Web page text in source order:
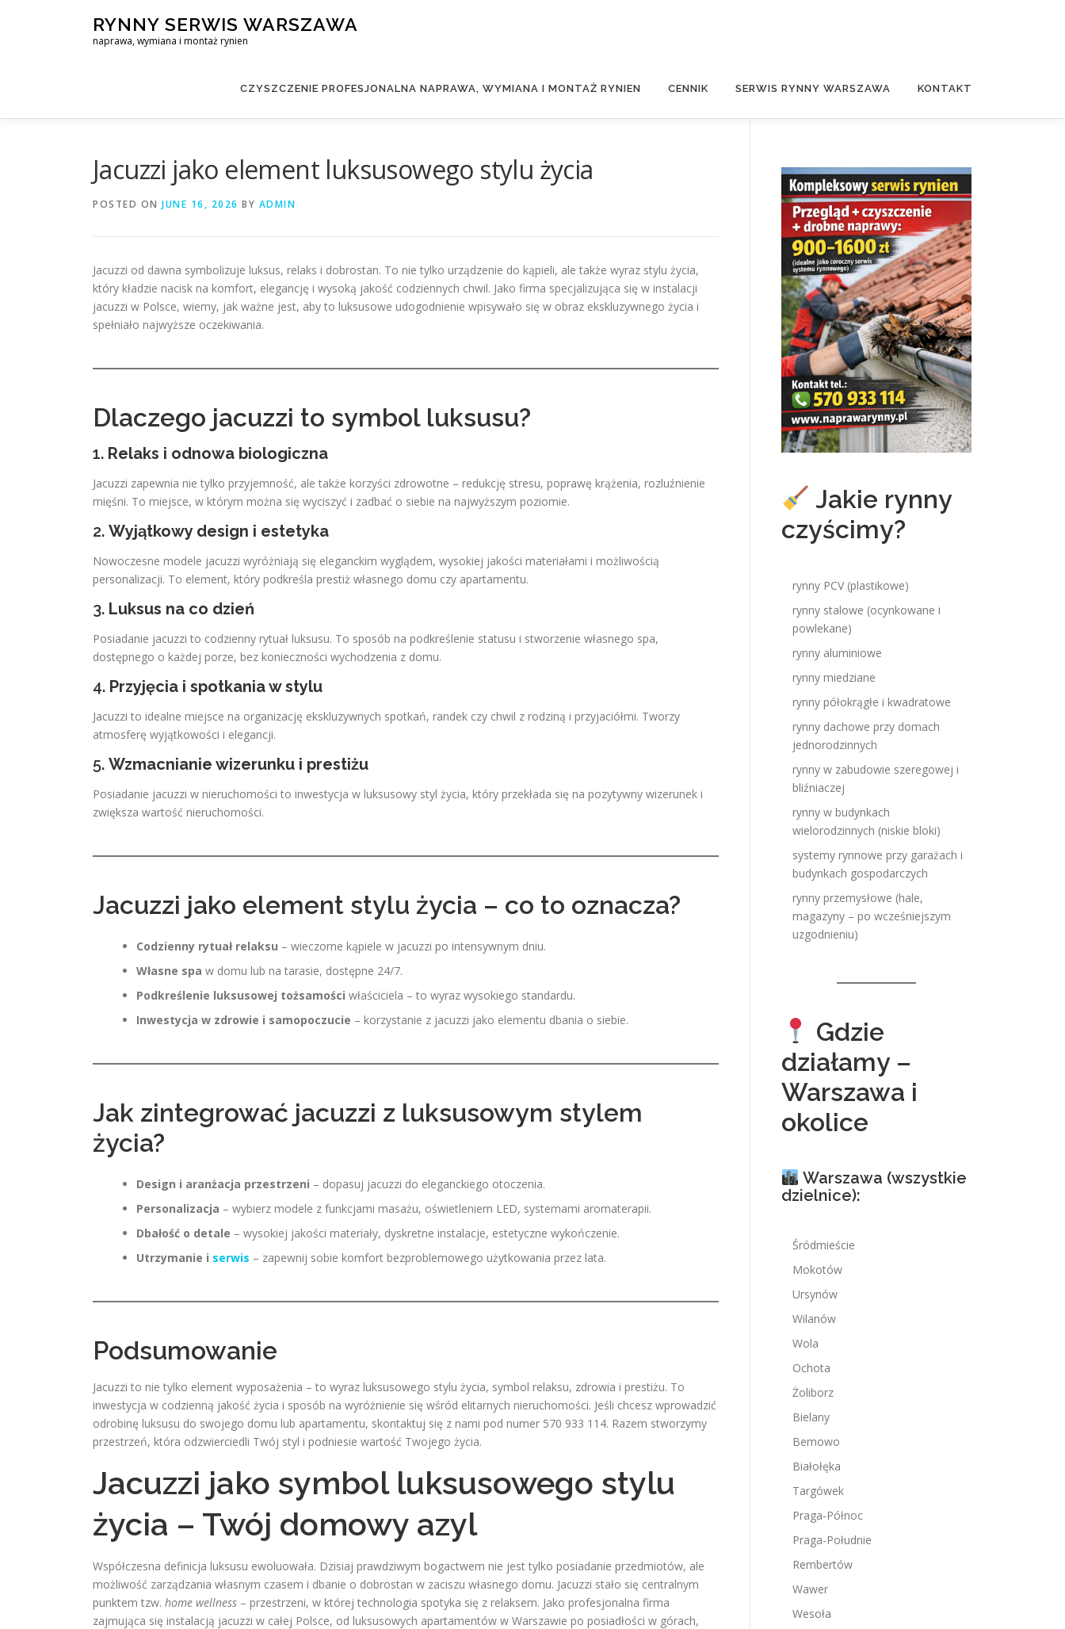
RYNNY SERWIS WARSZAWA
naprawa, wymiana i montaż rynien
CZYSZCZENIE PROFESJONALNA NAPRAWA, WYMIANA I MONTAŻ RYNIEN CENNIK SERWIS RYNNY WARSZAWA KONTAKT
Jacuzzi jako element luksusowego stylu życia
POSTED ON JUNE 16, 2026 BY ADMIN
Jacuzzi od dawna symbolizuje luksus, relaks i dobrostan. To nie tylko urządzenie do kąpieli, ale także wyraz stylu życia,
który kładzie nacisk na komfort, elegancję i wysoką jakość codziennych chwil. Jako firma specjalizująca się w instalacji
jacuzzi w Polsce, wiemy, jak ważne jest, aby to luksusowe udogodnienie wpisywało się w obraz ekskluzywnego życia i
spełniało najwyższe oczekiwania.
Dlaczego jacuzzi to symbol luksusu?
1. Relaks i odnowa biologiczna
Jacuzzi zapewnia nie tylko przyjemność, ale także korzyści zdrowotne – redukcję stresu, poprawę krążenia, rozluźnienie
mięśni. To miejsce, w którym można się wyciszyć i zadbać o siebie na najwyższym poziomie.
2. Wyjątkowy design i estetyka
Nowoczesne modele jacuzzi wyróżniają się eleganckim wyglądem, wysokiej jakości materiałami i możliwością
personalizacji. To element, który podkreśla prestiż własnego domu czy apartamentu.
3. Luksus na co dzień
Posiadanie jacuzzi to codzienny rytuał luksusu. To sposób na podkreślenie statusu i stworzenie własnego spa,
dostępnego o każdej porze, bez konieczności wychodzenia z domu.
4. Przyjęcia i spotkania w stylu
Jacuzzi to idealne miejsce na organizację ekskluzywnych spotkań, randek czy chwil z rodziną i przyjaciółmi. Tworzy
atmosferę wyjątkowości i elegancji.
5. Wzmacnianie wizerunku i prestiżu
Posiadanie jacuzzi w nieruchomości to inwestycja w luksusowy styl życia, który przekłada się na pozytywny wizerunek i
zwiększa wartość nieruchomości.
Jacuzzi jako element stylu życia – co to oznacza?
Codzienny rytuał relaksu – wieczorne kąpiele w jacuzzi po intensywnym dniu.
Własne spa w domu lub na tarasie, dostępne 24/7.
Podkreślenie luksusowej tożsamości właściciela – to wyraz wysokiego standardu.
Inwestycja w zdrowie i samopoczucie – korzystanie z jacuzzi jako elementu dbania o siebie.
Jak zintegrować jacuzzi z luksusowym stylem
życia?
Design i aranżacja przestrzeni – dopasuj jacuzzi do eleganckiego otoczenia.
Personalizacja – wybierz modele z funkcjami masażu, oświetleniem LED, systemami aromaterapii.
Dbałość o detale – wysokiej jakości materiały, dyskretne instalacje, estetyczne wykończenie.
Utrzymanie i serwis – zapewnij sobie komfort bezproblemowego użytkowania przez lata.
Podsumowanie
Jacuzzi to nie tylko element wyposażenia – to wyraz luksusowego stylu życia, symbol relaksu, zdrowia i prestiżu. To
inwestycja w codzienną jakość życia i sposób na wyróżnienie się wśród elitarnych nieruchomości. Jeśli chcesz wprowadzić
odrobinę luksusu do swojego domu lub apartamentu, skontaktuj się z nami pod numer 570 933 114. Razem stworzymy
przestrzeń, która odzwierciedli Twój styl i podniesie wartość Twojego życia.
Jacuzzi jako symbol luksusowego stylu
życia – Twój domowy azyl
Współczesna definicja luksusu ewoluowała. Dzisiaj prawdziwym bogactwem nie jest tylko posiadanie przedmiotów, ale
możliwość zarządzania własnym czasem i dbanie o dobrostan w zaciszu własnego domu. Jacuzzi stało się centralnym
punktem tzw. home wellness – przestrzeni, w której technologia spotyka się z relaksem. Jako profesjonalna firma
zajmująca się instalacją jacuzzi w całej Polsce, od luksusowych apartamentów w Warszawie po posiadłości w górach,
Jakie rynny
czyścimy?
rynny PCV (plastikowe)
rynny stalowe (ocynkowane i
powlekane)
rynny aluminiowe
rynny miedziane
rynny półokrągłe i kwadratowe
rynny dachowe przy domach
jednorodzinnych
rynny w zabudowie szeregowej i
bliźniaczej
rynny w budynkach
wielorodzinnych (niskie bloki)
systemy rynnowe przy garażach i
budynkach gospodarczych
rynny przemysłowe (hale,
magazyny – po wcześniejszym
uzgodnieniu)
Gdzie
działamy –
Warszawa i
okolice
Warszawa (wszystkie
dzielnice):
Śródmieście
Mokotów
Ursynów
Wilanów
Wola
Ochota
Żoliborz
Bielany
Bemowo
Białołęka
Targówek
Praga-Północ
Praga-Południe
Rembertów
Wawer
Wesoła